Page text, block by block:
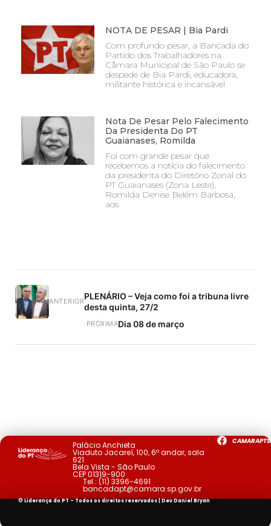
NOTA DE PESAR | Bia Pardi
Com profundo pesar, a Bancada do
Partido dos Trabalhadores na
Câmara Municipal de São Paulo se
despede de Bia Pardi, educadora,
militante histórica e incansável
Nota De Pesar Pelo Falecimento
Da Presidenta Do PT
Guaianases, Romilda
Foi com grande pesar que
recebemos a notícia do falecimento
da presidenta do Diretório Zonal do
PT Guaianases (Zona Leste),
Romilda Denise Belém Barbosa,
aos
ANTERIORPLENÁRIO – Veja como foi a tribuna livre
desta quinta, 27/2
PRÓXIMADia 08 de março
Palácio Anchieta
Viaduto Jacareí, 100, 6º andar, sala
621
Bela Vista - São Paulo
CEP 01319-900
Tel.: (11) 3396-4691
bancadapt@camara.sp.gov.br
© Liderança do PT - Todos os direitos reservados | DevDaniel Bryan